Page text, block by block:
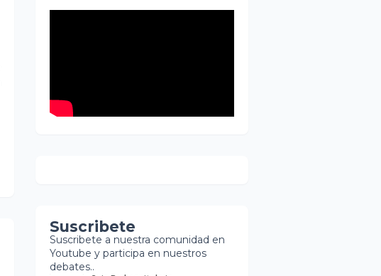
rescatistas
Suscribete
Suscribete a nuestra comunidad en
Youtube y participa en nuestros
debates..